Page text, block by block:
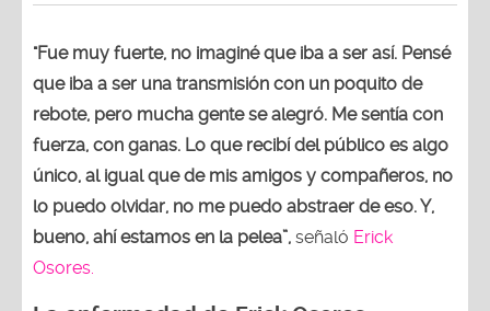
"Fue muy fuerte, no imaginé que iba a ser así. Pensé
que iba a ser una transmisión con un poquito de
rebote, pero mucha gente se alegró. Me sentía con
fuerza, con ganas. Lo que recibí del público es algo
único, al igual que de mis amigos y compañeros, no
lo puedo olvidar, no me puedo abstraer de eso. Y,
bueno, ahí estamos en la pelea”, señaló Erick
Osores.